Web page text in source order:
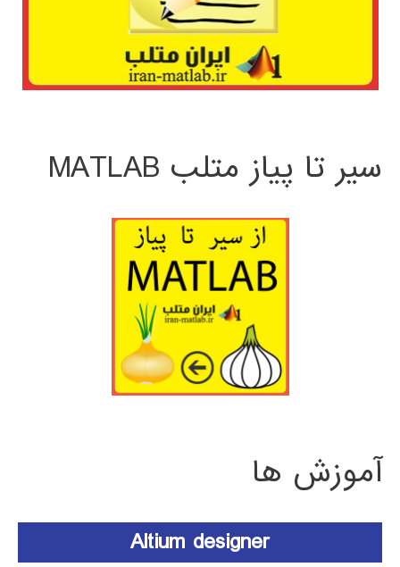
سیر تا پیاز متلب MATLAB
آموزش ها
Altium designer